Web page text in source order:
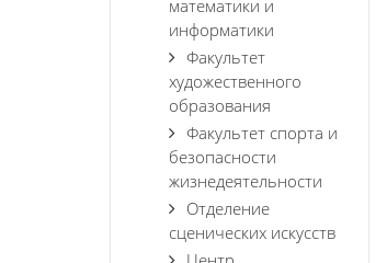
математики и
информатики
Факультет
художественного
образования
Факультет спорта и
безопасности
жизнедеятельности
Отделение
сценических искусств